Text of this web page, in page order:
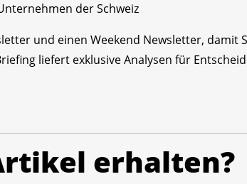
der Schweiz
und einen Weekend Newsletter, damit
liefert exklusive Analysen für
erhalten?